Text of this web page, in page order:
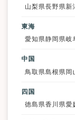
山梨県長野県 新
東海
愛知県静岡県岐
中国
鳥取県島根県 岡
四国
徳島県香川県愛